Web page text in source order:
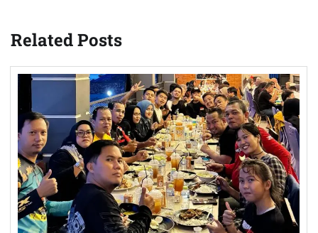
Related Posts